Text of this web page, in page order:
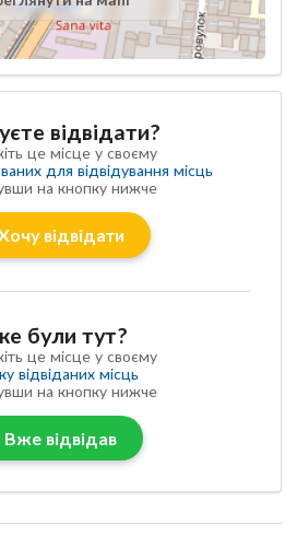
відвідати?
це місце у своєму
для відвідування місць
на кнопку нижче
відвідати
були тут?
це місце у своєму
відвіданих місць
на кнопку нижче
Вже відвідав